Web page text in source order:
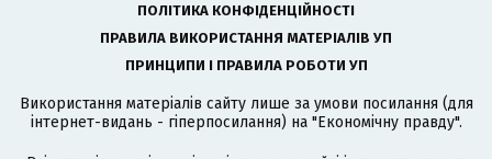
ПОЛІТИКА КОНФІДЕНЦІЙНОСТІ
ПРАВИЛА ВИКОРИСТАННЯ МАТЕРІАЛІВ УП
ПРИНЦИПИ І ПРАВИЛА РОБОТИ УП
Використання матеріалів сайту лише за умови посилання (для
інтернет-видань - гіперпосилання) на "Економічну правду".